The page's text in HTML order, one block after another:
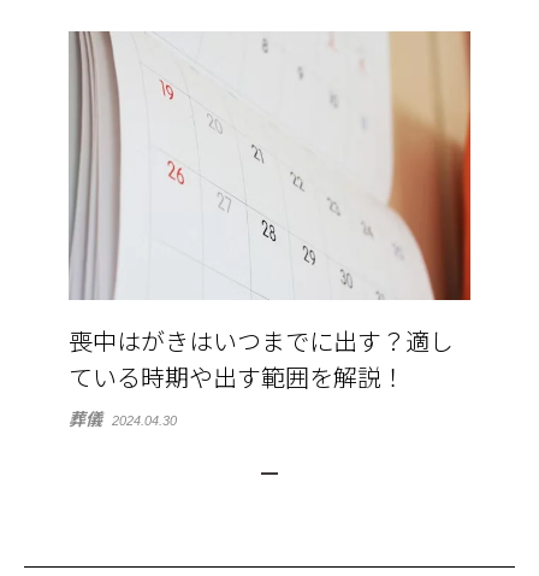
喪中はがきはいつまでに出す？適し
ている時期や出す範囲を解説！
葬儀 2024.04.30